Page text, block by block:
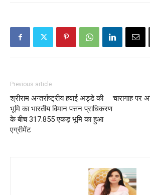
Previous article
श्रीराम अन्तर्राष्ट्रीय हवाई अड्डे की
भूमि का भारतीय विमान पत्तन प्राधिकरण
के बीच 317.855 एकड़ भूमि का हुआ
एग्रीमेंट
चारागाह